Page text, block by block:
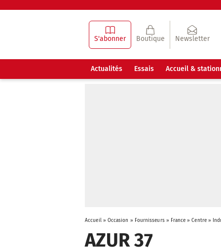
S'abonner Boutique Newsletter
Actualités Essais Accueil &
Accueil» Occasion » Fournisseurs» France »Centre»
AZUR 37